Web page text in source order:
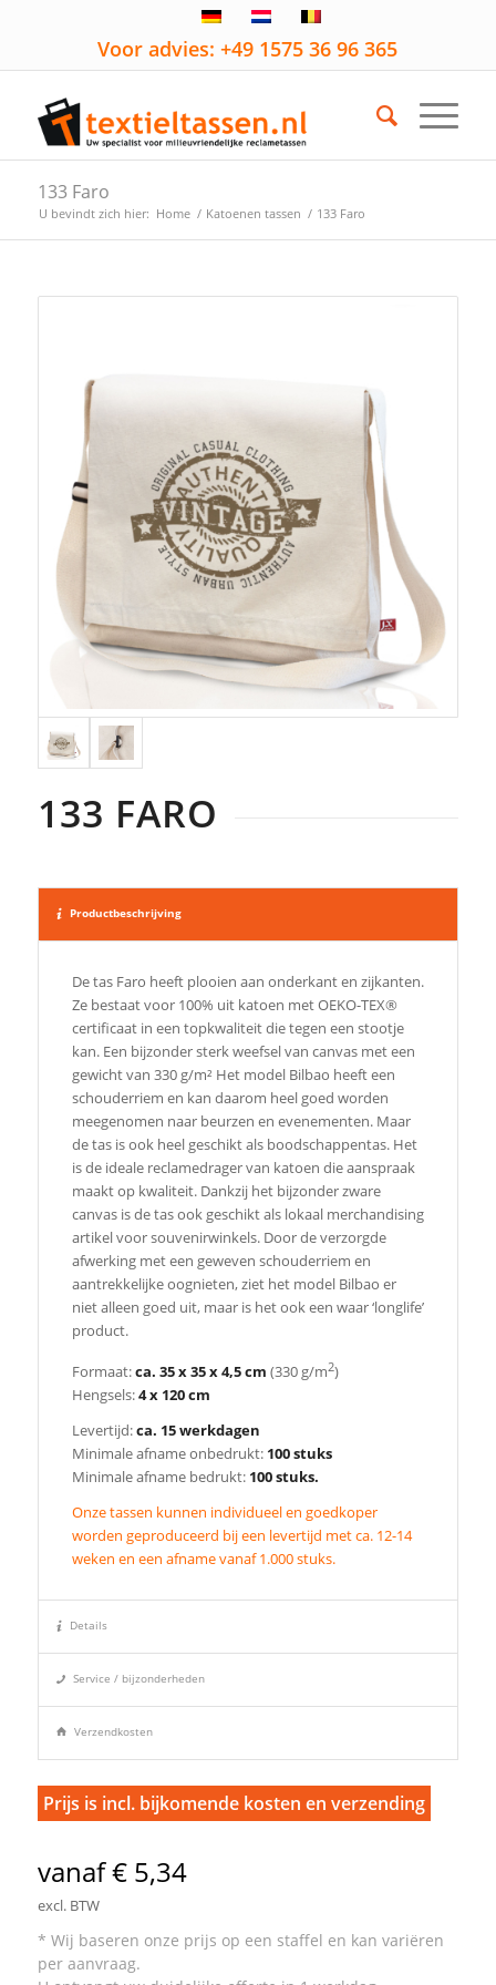
Voor advies: +49 1575 36 96 365
133 Faro
U bevindt zich hier: Home / Katoenen tassen / 133 Faro
133 FARO
Productbeschrijving
De tas Faro heeft plooien aan onderkant en zijkanten.
Ze bestaat voor 100% uit katoen met OEKO-TEX®
certificaat in een topkwaliteit die tegen een stootje
kan. Een bijzonder sterk weefsel van canvas met een
gewicht van 330 g/m² Het model Bilbao heeft een
schouderriem en kan daarom heel goed worden
meegenomen naar beurzen en evenementen. Maar
de tas is ook heel geschikt als boodschappentas. Het
is de ideale reclamedrager van katoen die aanspraak
maakt op kwaliteit. Dankzij het bijzonder zware
canvas is de tas ook geschikt als lokaal merchandising
artikel voor souvenirwinkels. Door de verzorgde
afwerking met een geweven schouderriem en
aantrekkelijke oognieten, ziet het model Bilbao er
niet alleen goed uit, maar is het ook een waar ‘longlife’
product.
Formaat:ca. 35 x 35 x 4,5 cm (330 g/m2)
Hengsels:4 x 120 cm
Levertijd:ca. 15 werkdagen
Minimale afname onbedrukt: 100 stuks
Minimale afname bedrukt: 100 stuks.
Onze tassen kunnen individueel en goedkoper
worden geproduceerd bij een levertijd met ca. 12-14
weken en een afname vanaf 1.000 stuks.
Details
Service / bijzonderheden
Verzendkosten
Prijs is incl. bijkomende kosten en verzending
vanaf € 5,34
excl. BTW